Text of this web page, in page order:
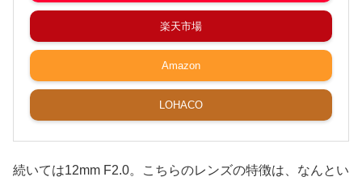
楽天市場
Amazon
LOHACO
続いては12mm F2.0。こちらのレンズの特徴は、なんとい